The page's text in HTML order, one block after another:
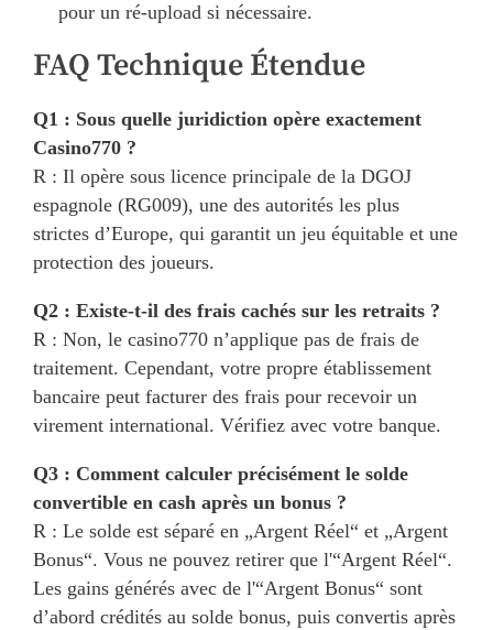
pour un ré-upload si nécessaire.
FAQ Technique Étendue
Q1 : Sous quelle juridiction opère exactement
Casino770 ?
R : Il opère sous licence principale de la DGOJ
espagnole (RG009), une des autorités les plus
strictes d’Europe, qui garantit un jeu équitable et une
protection des joueurs.
Q2 : Existe-t-il des frais cachés sur les retraits ?
R : Non, le casino770 n’applique pas de frais de
traitement. Cependant, votre propre établissement
bancaire peut facturer des frais pour recevoir un
virement international. Vérifiez avec votre banque.
Q3 : Comment calculer précisément le solde
convertible en cash après un bonus ?
R : Le solde est séparé en „Argent Réel“ et „Argent
Bonus“. Vous ne pouvez retirer que l'“Argent Réel“.
Les gains générés avec de l'“Argent Bonus“ sont
d’abord crédités au solde bonus, puis convertis après